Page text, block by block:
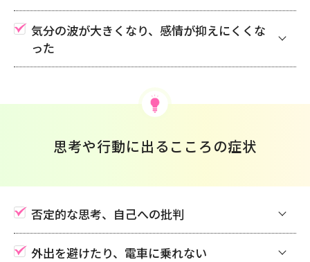
気分の波が大きくなり、感情が抑えにくくな
った
思考や行動に出るこころの症状
否定的な思考、自己への批判
外出を避けたり、電車に乗れない